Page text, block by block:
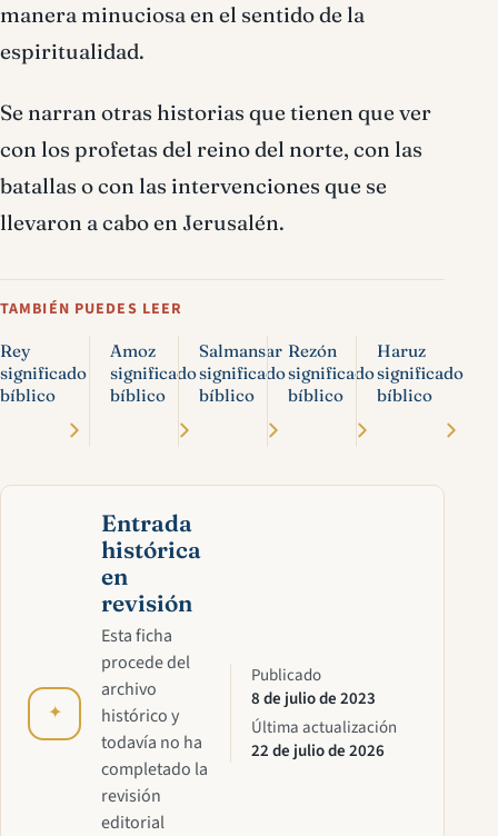
manera minuciosa en el sentido de la
espiritualidad.
Se narran otras historias que tienen que ver
con los profetas del reino del norte, con las
batallas o con las intervenciones que se
llevaron a cabo en Jerusalén.
TAMBIÉN PUEDES LEER
Rey
significado
bíblico
Amoz
significado
bíblico
Salmansar
significado
bíblico
Rezón
significado
bíblico
Haruz
significado
bíblico
✦
Entrada
histórica
en
revisión
Esta ficha
procede del
archivo
histórico y
todavía no ha
completado la
revisión
editorial
Publicado
8 de julio de 2023
Última actualización
22 de julio de 2026